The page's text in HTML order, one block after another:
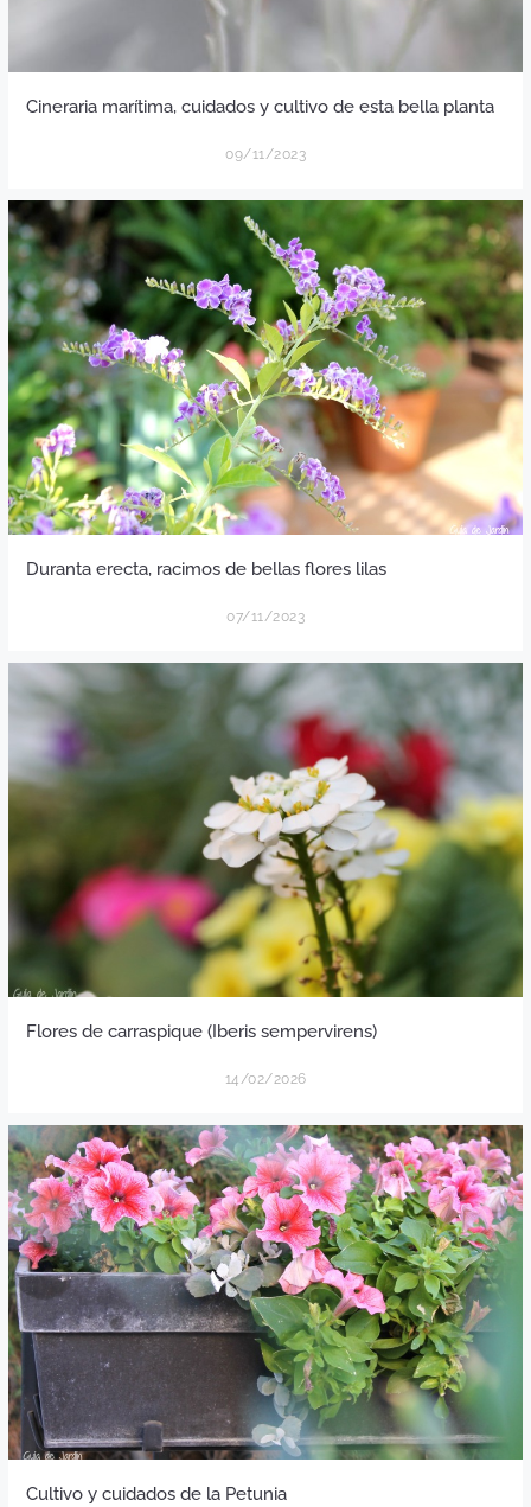
Cineraria marítima, cuidados y cultivo de esta bella planta
09/11/2023
Duranta erecta, racimos de bellas flores lilas
07/11/2023
Flores de carraspique (Iberis sempervirens)
14/02/2026
Cultivo y cuidados de la Petunia